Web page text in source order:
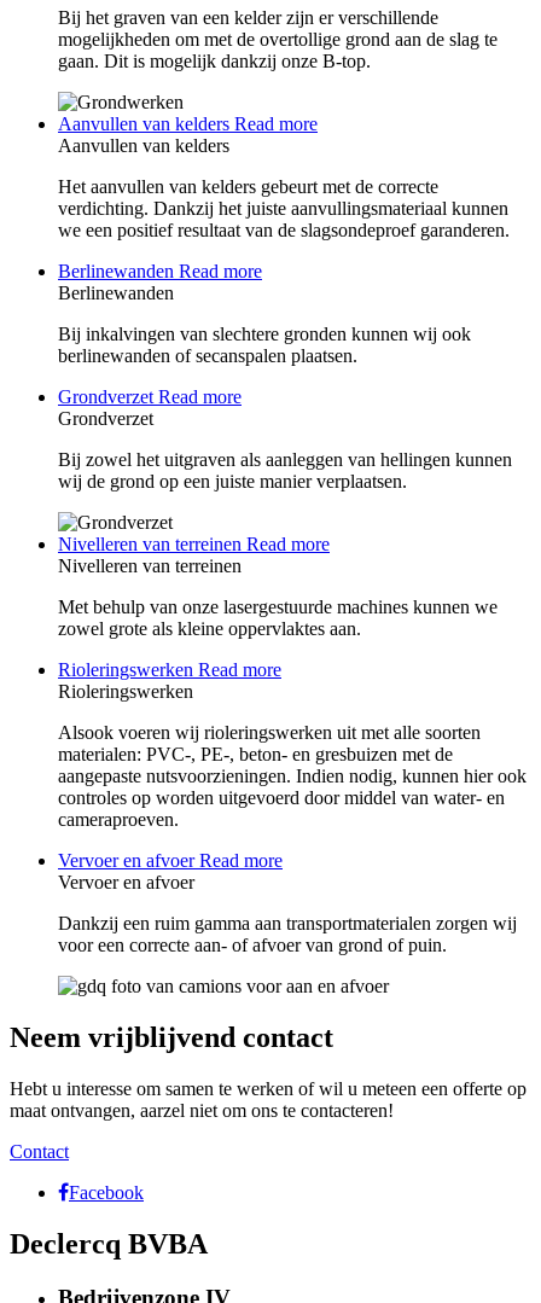
Bij het graven van een kelder zijn er verschillende
mogelijkheden om met de overtollige grond aan de slag te
gaan. Dit is mogelijk dankzij onze B-top.
Aanvullen van kelders Read more
Aanvullen van kelders
Het aanvullen van kelders gebeurt met de correcte
verdichting. Dankzij het juiste aanvullingsmateriaal kunnen
we een positief resultaat van de slagsondeproef garanderen.
Berlinewanden Read more
Berlinewanden
Bij inkalvingen van slechtere gronden kunnen wij ook
berlinewanden of secanspalen plaatsen.
Grondverzet Read more
Grondverzet
Bij zowel het uitgraven als aanleggen van hellingen kunnen
wij de grond op een juiste manier verplaatsen.
Nivelleren van terreinen Read more
Nivelleren van terreinen
Met behulp van onze lasergestuurde machines kunnen we
zowel grote als kleine oppervlaktes aan.
Rioleringswerken Read more
Rioleringswerken
Alsook voeren wij rioleringswerken uit met alle soorten
materialen: PVC-, PE-, beton- en gresbuizen met de
aangepaste nutsvoorzieningen. Indien nodig, kunnen hier ook
controles op worden uitgevoerd door middel van water- en
cameraproeven.
Vervoer en afvoerRead more
Vervoer en afvoer
Dankzij een ruim gamma aan transportmaterialen zorgen wij
voor een correcte aan- of afvoer van grond of puin.
Neem vrijblijvend contact
Hebt u interesse om samen te werken of wil u meteen een offerte op
maat ontvangen, aarzel niet om ons te contacteren!
Contact
Facebook
Declercq BVBA
Bedrijvenzone IV